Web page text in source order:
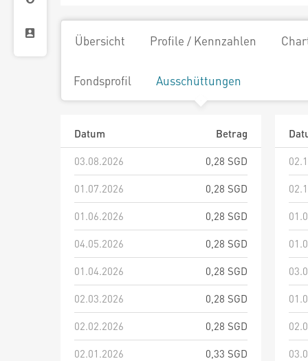
Übersicht Profile / Kennzahlen
Fondsprofil Ausschüttungen
Datum
Betrag
03.08.2026
0,28 SGD
01.07.2026
0,28 SGD
01.06.2026
0,28 SGD
04.05.2026
0,28 SGD
01.04.2026
0,28 SGD
02.03.2026
0,28 SGD
02.02.2026
0,28 SGD
02.01.2026
0,33 SGD